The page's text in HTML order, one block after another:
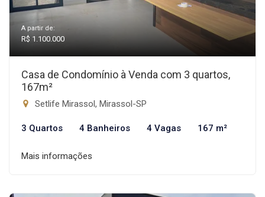
A partir de:
R$ 1.100.000
Casa de Condomínio à Venda com 3 quartos,
167m²
Setlife Mirassol, Mirassol-SP
3 Quartos 4 Banheiros 4 Vagas 167 m²
Mais informações